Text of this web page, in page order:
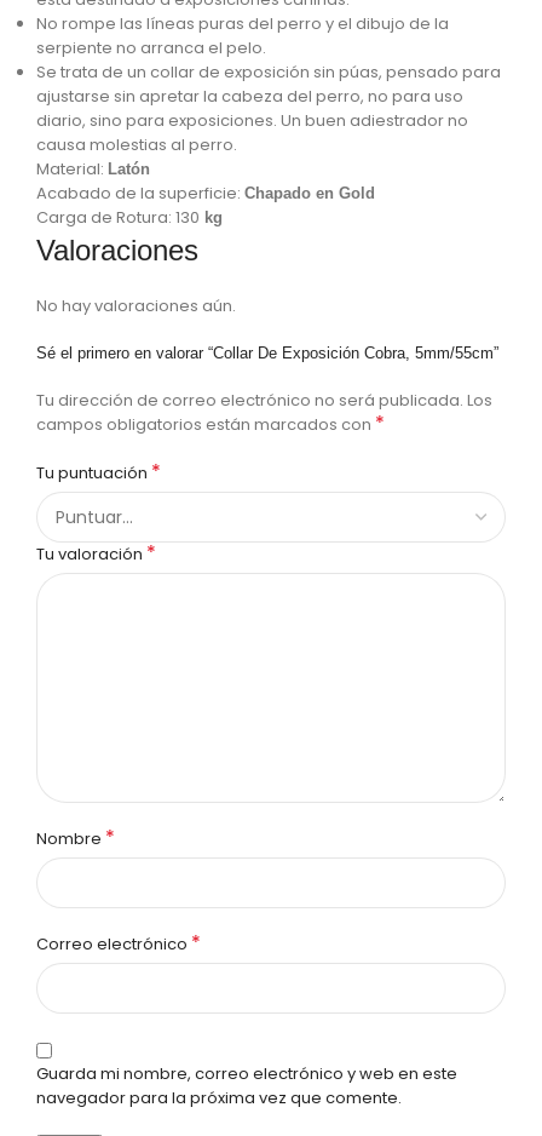
No rompe las líneas puras del perro y el dibujo de la
serpiente no arranca el pelo.
Se trata de un collar de exposición sin púas, pensado para
ajustarse sin apretar la cabeza del perro, no para uso
diario, sino para exposiciones. Un buen adiestrador no
causa molestias al perro.
Material: Latón
Acabado de la superficie: Chapado en Gold
Carga de Rotura: 130 kg
Valoraciones
No hay valoraciones aún.
Sé el primero en valorar “Collar De Exposición Cobra, 5mm/55cm”
Tu dirección de correo electrónico no será publicada. Los
campos obligatorios están marcados con *
Tu puntuación *
Tu valoración *
Nombre *
Correo electrónico *
Guarda mi nombre, correo electrónico y web en este
navegador para la próxima vez que comente.